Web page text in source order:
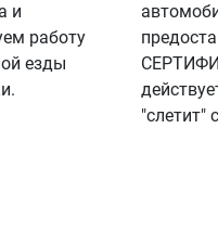
и
работу
езды
"слетит"